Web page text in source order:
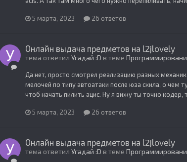
5 марта, 2023 26 ответов
Онлайн выдача предметов на l2jlovely
тема ответил Угадай :D в теме
Да нет, просто смотрел реализацию разных
мелочей по типу автоатаки после юза скила, о чем
чтоб начать пилить ацис. Ну я вижу ты точно кодер,
5 марта, 2023 26 ответов
Онлайн выдача предметов на l2jlovely
тема ответил Угадай :D в теме